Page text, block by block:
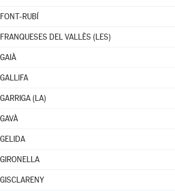
FONT-RUBÍ
FRANQUESES DEL VALLÈS (LES)
GAIÀ
GALLIFA
GARRIGA (LA)
GAVÀ
GELIDA
GIRONELLA
GISCLARENY